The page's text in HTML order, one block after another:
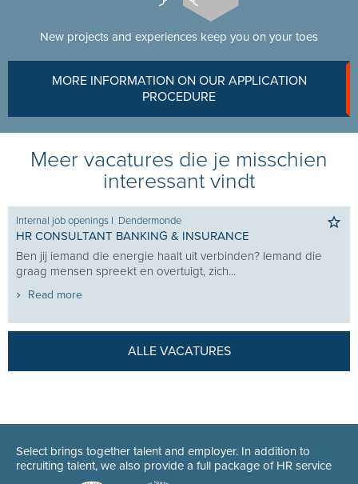
New projects and experiences keep you on your toes
MORE INFORMATION ON OUR APPLICATION
PROCEDURE
Meer vacatures die je misschien
interessant vindt
Internal job openings I Dendermonde
HR CONSULTANT BANKING & INSURANCE
Ben jij iemand die energie haalt uit verbinden? Iemand die
graag mensen spreekt en overtuigt, zich...
Read more
ALLE VACATURES
Select brings together talent and employer. In addition to
recruiting talent, we also provide a full package of HR service